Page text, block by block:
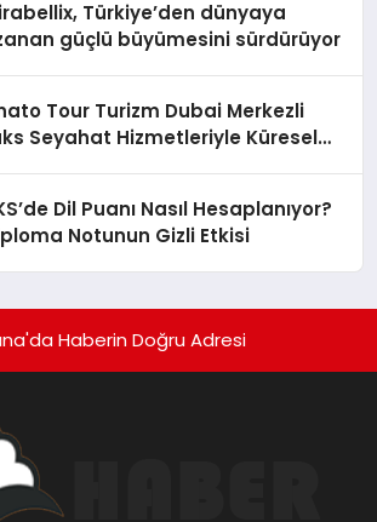
Türkiye’den dünyaya
güçlü büyümesini sürdürüyor
Tour Turizm Dubai Merkezli
Seyahat Hizmetleriyle Küresel
Dil Puanı Nasıl Hesaplanıyor?
Notunun Gizli Etkisi
Haberin Doğru Adresi